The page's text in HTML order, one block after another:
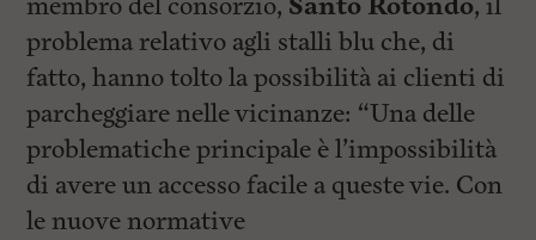
problema relativo agli stalli blu che, di
fatto, hanno tolto la possibilità ai clienti di
parcheggiare nelle vicinanze: “Una delle
problematiche principale è l’impossibilità
di avere un accesso facile a queste vie. Con
le nuove normative